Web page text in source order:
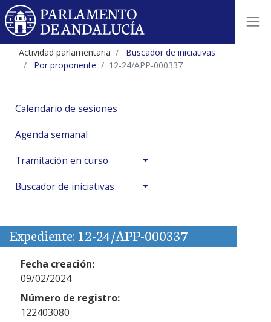
Actividad parlamentaria
Buscador de iniciativas
Por proponente
12-24/APP-000337
Calendario de sesiones
Agenda semanal
Tramitación en curso
Buscador de iniciativas
Expediente: 12-24/APP-000337
Fecha creación:
09/02/2024
Número de registro:
122403080